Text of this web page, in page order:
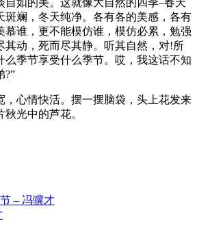
斑斓，冬天纯净。各有各的美感，各有
慕谁，更不能模仿谁，模仿必累，勉强
其动，死而尽其静。听其自然，对!所
么季节享受什么季节。哎，我这话不知
?”
，心情快活。摆一摆脑袋，头上花发来
光中的芦花。
– 冯骥才